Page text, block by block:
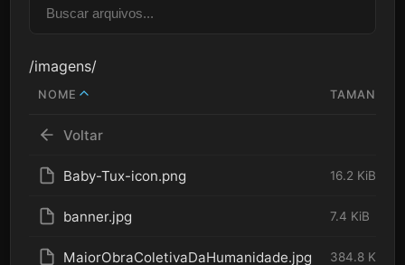
/imagens/
NOME TAMANHO
Voltar
Baby-Tux-icon.png 16.2 KiB
banner.jpg 7.4 KiB
MaiorObraColetivaDaHumanidade.jpg 384.8 KiB